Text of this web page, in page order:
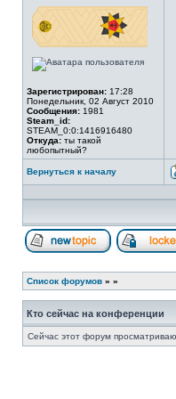
Зарегистрирован: 17:28
Понедельник, 02 Август 2010
Сообщения: 1981
Steam_id:
STEAM_0:0:1416916480
Откуда: ты такой
любопытный?
Вернуться к началу
Список форумов » »
Кто сейчас на конференции
Сейчас этот форум